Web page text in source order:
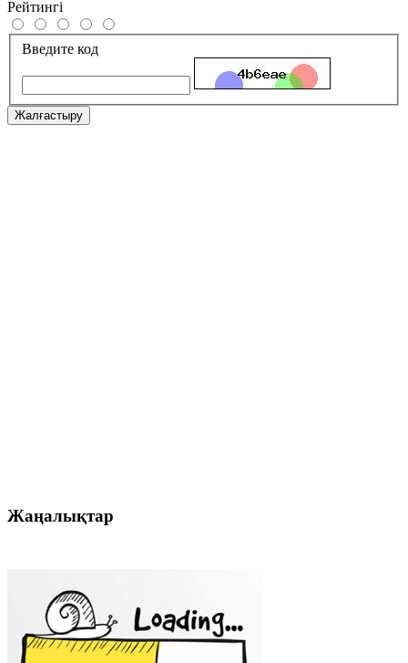
Рейтингі
Введите код
Жалғастыру
Жаңалықтар